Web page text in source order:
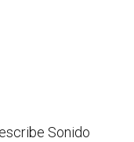
Sonido